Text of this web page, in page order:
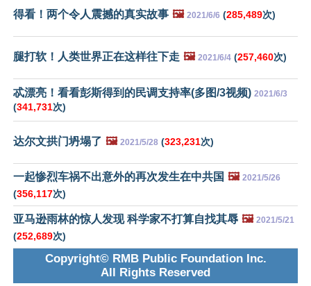
得看！两个令人震撼的真实故事 🖼️ 2021/6/6 (285,489次)
腿打软！人类世界正在这样往下走 🖼️ 2021/6/4 (257,460次)
忒漂亮！看看彭斯得到的民调支持率(多图/3视频) 2021/6/3
(341,731次)
达尔文拱门坍塌了 🖼️ 2021/5/28 (323,231次)
一起惨烈车祸不出意外的再次发生在中共国 🖼️ 2021/5/26
(356,117次)
亚马逊雨林的惊人发现 科学家不打算自找其辱 🖼️ 2021/5/21
(252,689次)
Copyright© RMB Public Foundation Inc.
All Rights Reserved